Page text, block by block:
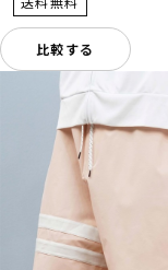
比較する